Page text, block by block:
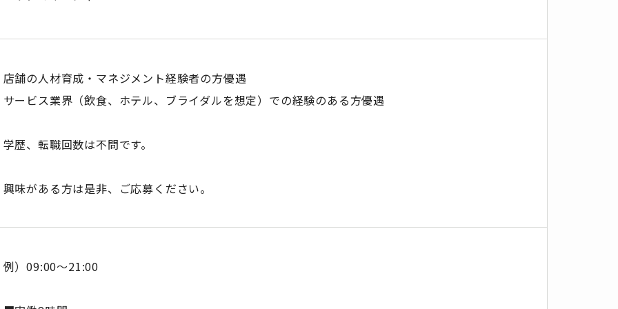
店舗の人材育成・マネジメント経験者の方優遇
サービス業界（飲食、ホテル、ブライダルを想定）での経験のある方優遇
学歴、転職回数は不問です。
興味がある方は是非、ご応募ください。
例）09:00～21:00